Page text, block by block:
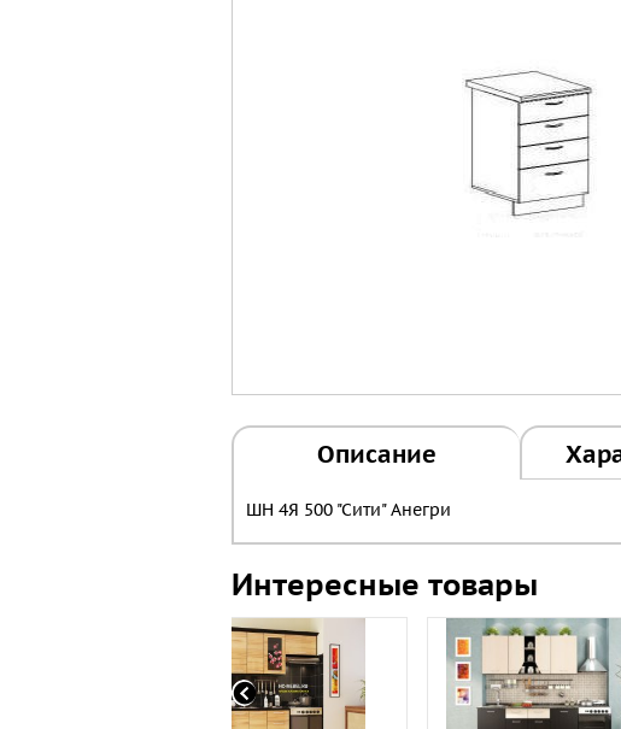
Описание
ШН 4Я 500 "Сити" Анегри
Интересные товары